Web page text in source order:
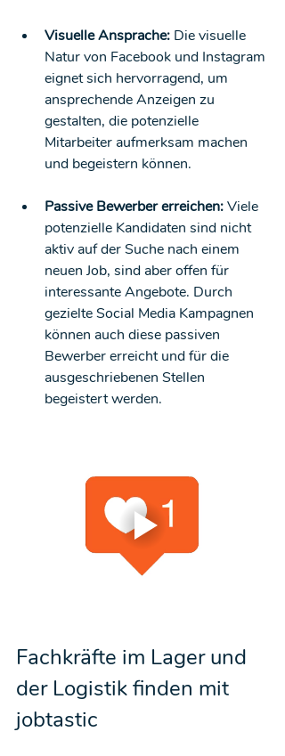
Visuelle Ansprache: Die visuelle
Natur von Facebook und Instagram
eignet sich hervorragend, um
ansprechende Anzeigen zu
gestalten, die potenzielle
Mitarbeiter aufmerksam machen
und begeistern können.
Passive Bewerber erreichen: Viele
potenzielle Kandidaten sind nicht
aktiv auf der Suche nach einem
neuen Job, sind aber offen für
interessante Angebote. Durch
gezielte Social Media Kampagnen
können auch diese passiven
Bewerber erreicht und für die
ausgeschriebenen Stellen
begeistert werden.
Fachkräfte im Lager und
der Logistik finden mit
jobtastic